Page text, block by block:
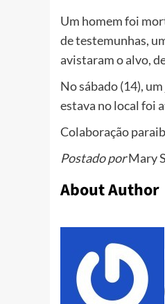
Um homem foi
de testemunhas,
avistaram o alvo,
No sábado (14),
estava no local foi
Colaboração
Postado porMary
About Author